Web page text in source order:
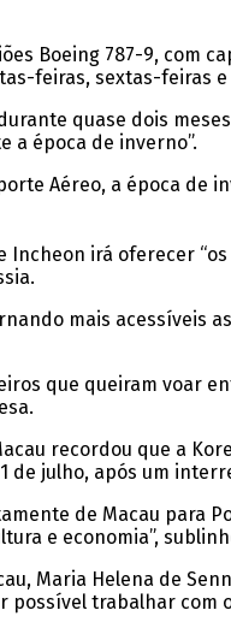
Boeing 787-9, com
feiras, sextas-feiras
quase dois
a época de inverno”.
Aéreo, a época de
irá oferecer
mais acessíveis
que queiram voar
recordou que a
julho, após um
de Macau para
e economia”,
Maria Helena de
possível trabalhar